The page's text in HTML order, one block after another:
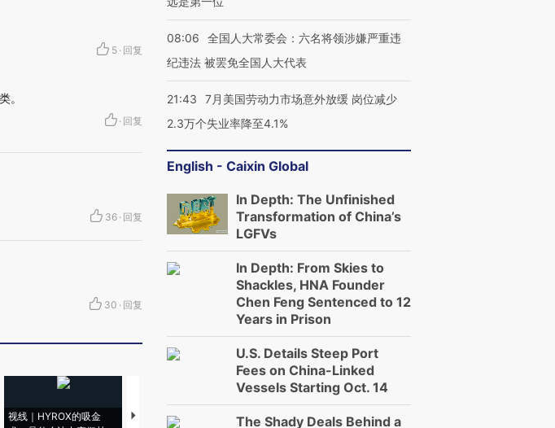
5 · 回复
。
· 回复
36 · 回复
30 · 回复
视线｜HYROX的吸金
马航飞行员跨国走私7万
视线｜被称为“蟑螂”的印
视线｜“入侵”还是“人道危
08:06
全国人大常委会：六名将领涉嫌严重违
纪违法 被罢免全国人大代表
21:43
7月美国劳动力市场意外放缓 岗位减少
2.3万个失业率降至4.1%
English - Caixin Global
In Depth: The Unfinished
Transformation of China’s
LGFVs
In Depth: From Skies to
Shackles, HNA Founder
Chen Feng Sentenced to 12
Years in Prison
U.S. Details Steep Port
Fees on China-Linked
Vessels Starting Oct. 14
The Shady Deals Behind a